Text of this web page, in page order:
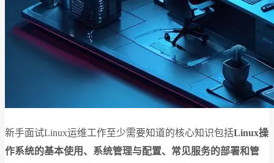
新手面试Linux运维工作至少需要知道的核心知识包括Linux操
作系统的基本使用、系统管理与配置、常见服务的部署和管